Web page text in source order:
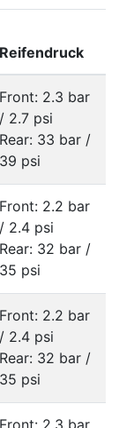
Reifendruck
Front: 2.3 bar
/ 2.7 psi
Rear: 33 bar /
39 psi
Front: 2.2 bar
/ 2.4 psi
Rear: 32 bar /
35 psi
Front: 2.2 bar
/ 2.4 psi
Rear: 32 bar /
35 psi
Front: 2.3 bar